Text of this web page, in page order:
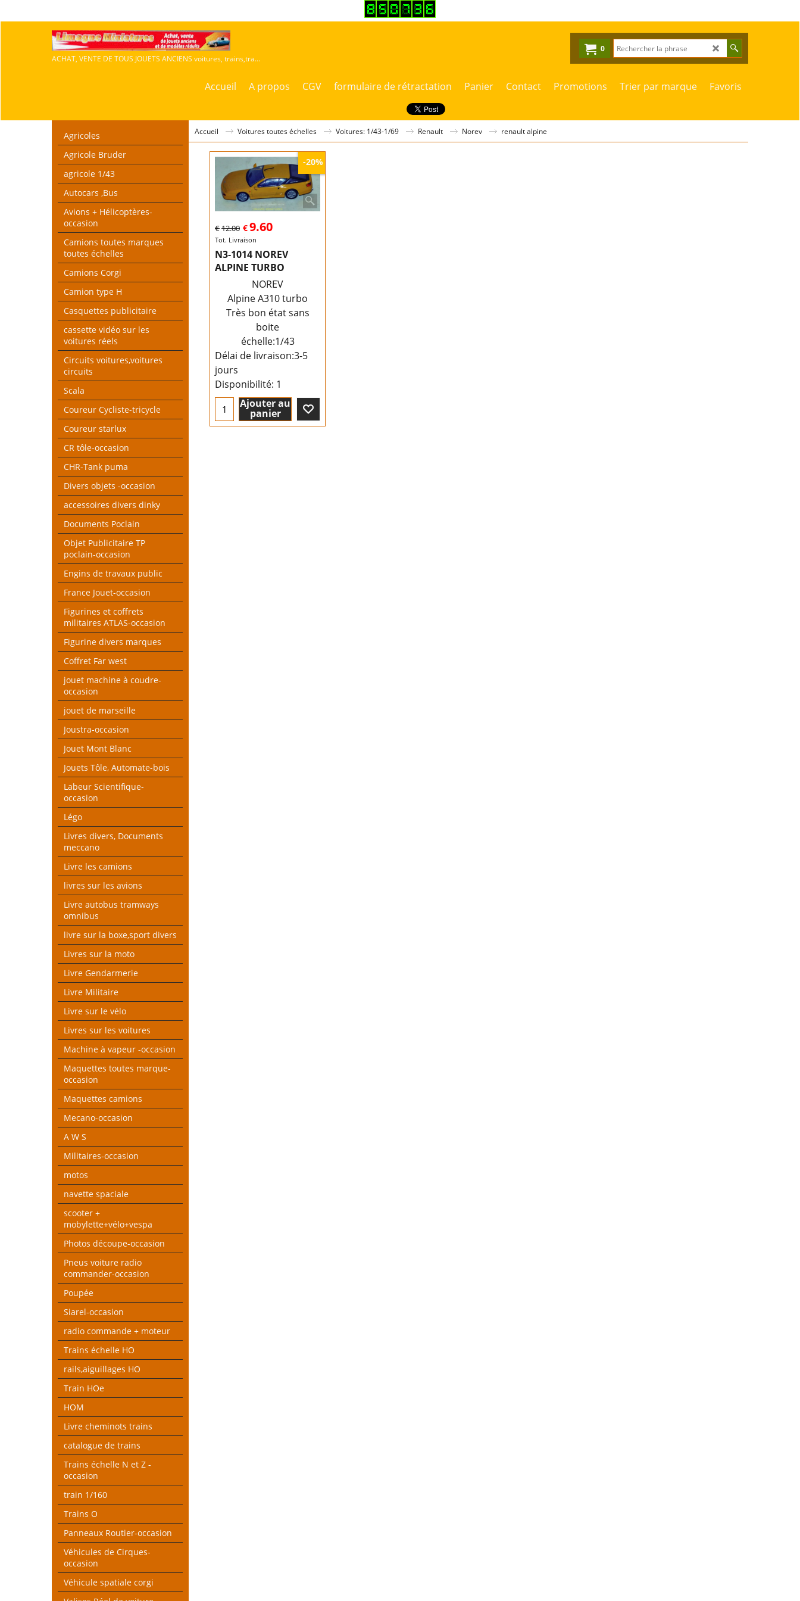
ACHAT, VENTE DE TOUS JOUETS ANCIENS voitures, trains,travaux publics,agricoles
0
Accueil A propos CGV formulaire de rétractation Panier Contact Promotions Trier par marque Favoris
Agricoles
Agricole Bruder
agricole 1/43
Autocars ,Bus
Avions + Hélicoptères-
occasion
Camions toutes marques
toutes échelles
Camions Corgi
Camion type H
Casquettes publicitaire
cassette vidéo sur les
voitures réels
Circuits voitures,voitures
circuits
Scala
Coureur Cycliste-tricycle
Coureur starlux
CR tôle-occasion
CHR-Tank puma
Divers objets -occasion
accessoires divers dinky
Documents Poclain
Objet Publicitaire TP
poclain-occasion
Engins de travaux public
France Jouet-occasion
Figurines et coffrets
militaires ATLAS-occasion
Figurine divers marques
Coffret Far west
jouet machine à coudre-
occasion
jouet de marseille
Joustra-occasion
Jouet Mont Blanc
Jouets Tôle, Automate-bois
Labeur Scientifique-
occasion
Légo
Livres divers, Documents
meccano
Livre les camions
livres sur les avions
Livre autobus tramways
omnibus
livre sur la boxe,sport divers
Livres sur la moto
Livre Gendarmerie
Livre Militaire
Livre sur le vélo
Livres sur les voitures
Machine à vapeur -occasion
Maquettes toutes marque-
occasion
Maquettes camions
Mecano-occasion
A W S
Militaires-occasion
motos
navette spaciale
scooter +
mobylette+vélo+vespa
Photos découpe-occasion
Pneus voiture radio
commander-occasion
Poupée
Siarel-occasion
radio commande + moteur
Trains échelle HO
rails,aiguillages HO
Train HOe
HOM
Livre cheminots trains
catalogue de trains
Trains échelle N et Z -
occasion
train 1/160
Trains O
Panneaux Routier-occasion
Véhicules de Cirques-
occasion
Véhicule spatiale corgi
Accueil Voitures toutes échelles Voitures: 1/43-1/69 Renault Norev renault alpine
-20%
€12.00 €9.60
Tot. Livraison
N3-1014 NOREV
ALPINE TURBO
NOREV
Alpine A310 turbo
Très bon état sans
boite
échelle:1/43
Délai de livraison:3-5
jours
Disponibilité: 1
Ajouter au
panier